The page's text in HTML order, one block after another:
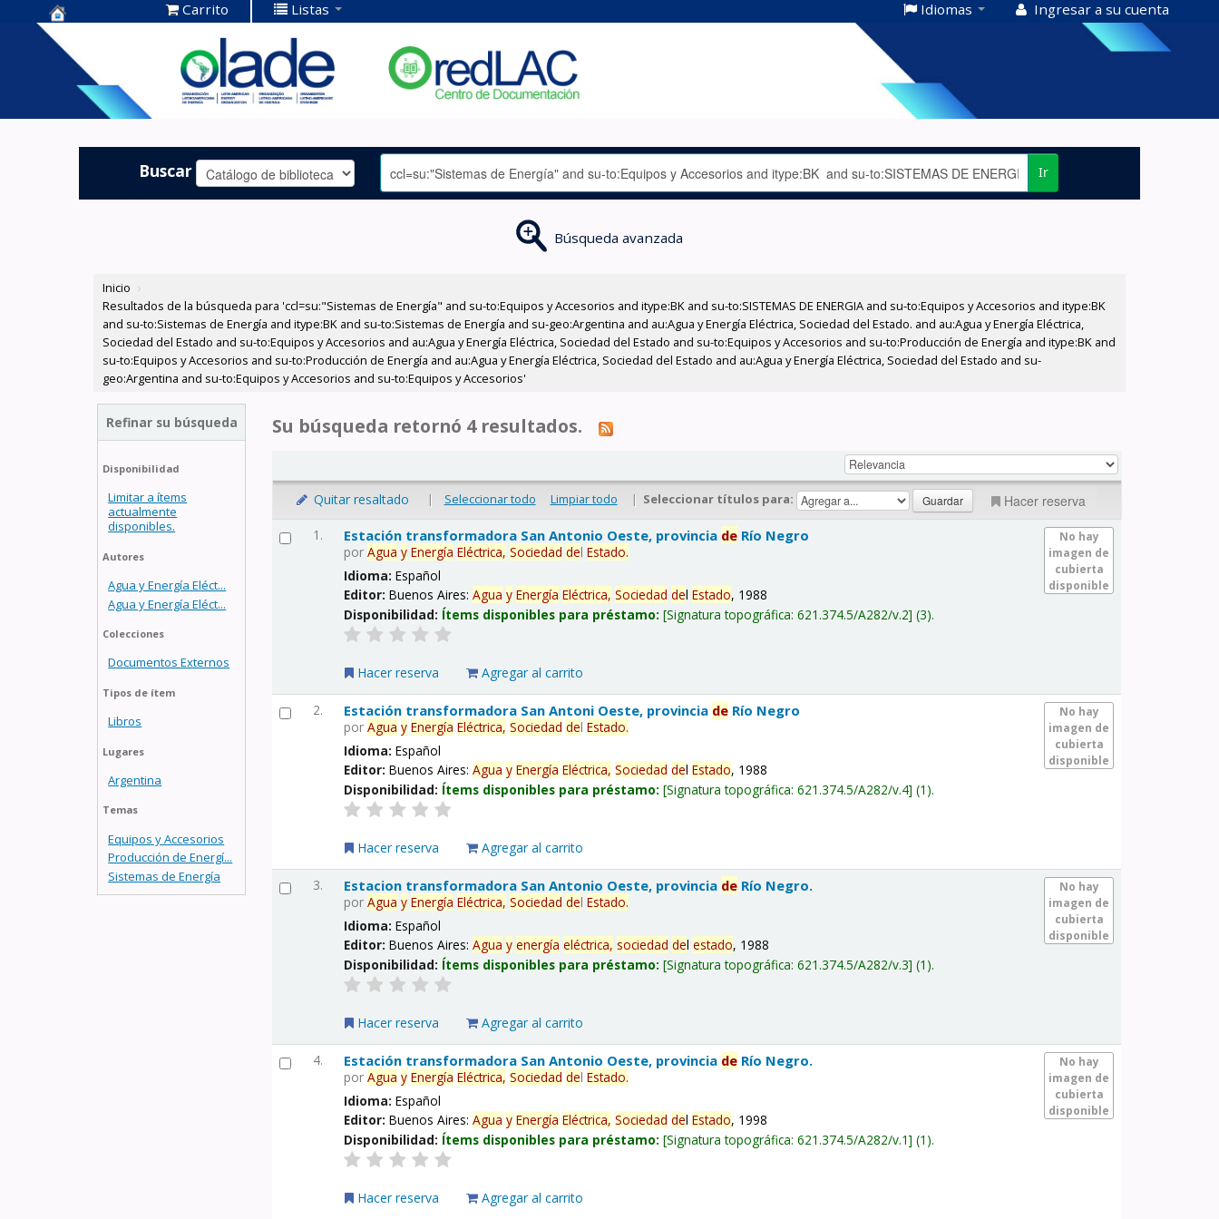
Centro de
Documentación
OLADE -
Carrito Listas Idiomas Ingresar a su cuenta
Buscar Ir
Búsqueda avanzada
Inicio ›
Resultados de la búsqueda para 'ccl=su:"Sistemas de Energía" and su-to:Equipos y Accesorios and itype:BK and su-to:SISTEMAS DE ENERGIA and su-to:Equipos y Accesorios and itype:BK
and su-to:Sistemas de Energía and itype:BK and su-to:Sistemas de Energía and su-geo:Argentina and au:Agua y Energía Eléctrica, Sociedad del Estado. and au:Agua y Energía Eléctrica,
Sociedad del Estado and su-to:Equipos y Accesorios and au:Agua y Energía Eléctrica, Sociedad del Estado and su-to:Equipos y Accesorios and su-to:Producción de Energía and itype:BK and
su-to:Equipos y Accesorios and su-to:Producción de Energía and au:Agua y Energía Eléctrica, Sociedad del Estado and au:Agua y Energía Eléctrica, Sociedad del Estado and su-
geo:Argentina and su-to:Equipos y Accesorios and su-to:Equipos y Accesorios'
Refinar su búsqueda
Disponibilidad
Limitar a ítems
actualmente
disponibles.
Autores
Agua y Energía Eléct...
Agua y Energía Eléct...
Colecciones
Documentos Externos
Tipos de ítem
Libros
Lugares
Argentina
Temas
Equipos y Accesorios
Producción de Energí...
Sistemas de Energía
Su búsqueda retornó 4 resultados.
Quitar resaltado | Seleccionar todo Limpiar todo | Seleccionar títulos para: Hacer reserva
1.
No hay
imagen de
cubierta
disponible
Estación transformadora San Antonio Oeste, provincia de Río Negro
porAgua y Energía Eléctrica, Sociedad delEstado.
Idioma:Español
Editor:Buenos Aires:Agua y Energía Eléctrica, Sociedad delEstado, 1988
Disponibilidad: Ítems disponibles para préstamo: Signatura topográfica:621.374.5/A282/v.2 (3).
Hacer reserva Agregar al carrito
2.
No hay
imagen de
cubierta
disponible
Estación transformadora San Antoni Oeste, provincia de Río Negro
porAgua y Energía Eléctrica, Sociedad delEstado.
Idioma:Español
Editor:Buenos Aires:Agua y Energía Eléctrica, Sociedad delEstado, 1988
Disponibilidad: Ítems disponibles para préstamo: Signatura topográfica:621.374.5/A282/v.4 (1).
Hacer reserva Agregar al carrito
3.
No hay
imagen de
cubierta
disponible
Estacion transformadora San Antonio Oeste, provincia de Río Negro.
porAgua y Energía Eléctrica, Sociedad delEstado.
Idioma:Español
Editor:Buenos Aires:Agua y energía eléctrica, sociedad delestado, 1988
Disponibilidad: Ítems disponibles para préstamo: Signatura topográfica:621.374.5/A282/v.3 (1).
Hacer reserva Agregar al carrito
4.
No hay
imagen de
cubierta
disponible
Estación transformadora San Antonio Oeste, provincia de Río Negro.
porAgua y Energía Eléctrica, Sociedad delEstado.
Idioma:Español
Editor:Buenos Aires:Agua y Energía Eléctrica, Sociedad delEstado, 1998
Disponibilidad: Ítems disponibles para préstamo: Signatura topográfica:621.374.5/A282/v.1 (1).
Hacer reserva Agregar al carrito